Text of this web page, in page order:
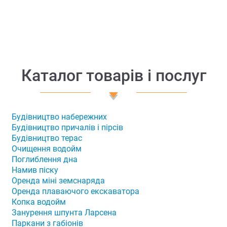
Каталог товарів і послуг
Будівництво набережних
Будівництво причалів і пірсів
Будівництво терас
Очищення водойм
Поглиблення дна
Намив піску
Оренда міні земснаряда
Оренда плаваючого екскаватора
Копка водойм
Занурення шпунта Ларсена
Паркани з габіонів